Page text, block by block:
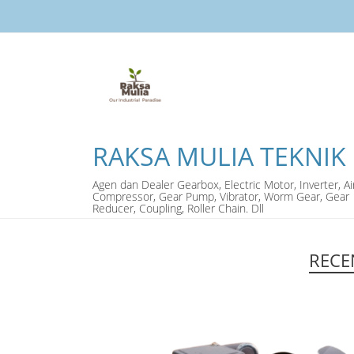
RAKSA MULIA TEKNIK
Agen dan Dealer Gearbox, Electric Motor, Inverter,
Compressor, Gear Pump, Vibrator, Worm Gear, Gear
Reducer, Coupling, Roller Chain. Dll